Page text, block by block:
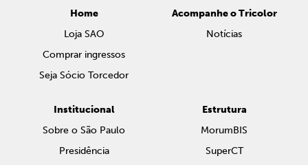
Home
Loja SAO
Comprar ingressos
Seja Sócio Torcedor
Acompanhe o Tricolor
Notícias
Institucional
Sobre o São Paulo
Presidência
Estrutura
MorumBIS
SuperCT